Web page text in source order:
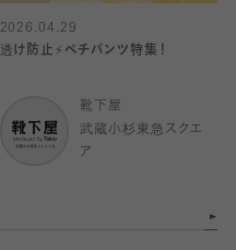
2026.04.29
透け防止⚡️ペチパンツ特集！
靴下屋
武蔵小杉東急スクエ
ア